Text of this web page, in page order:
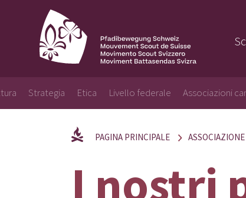
Strategia Etica Livello federale Associazioni
PAGINA PRINCIPALE
I nostri